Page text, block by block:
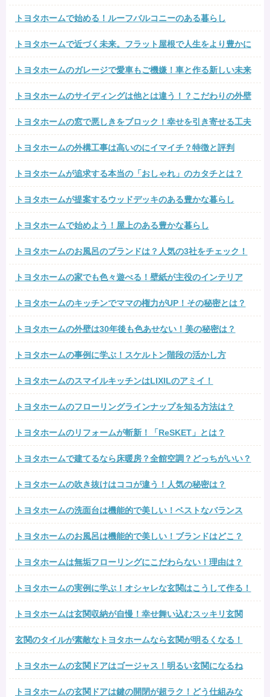
トヨタホームで始める！ルーフバルコニーのある暮らし
トヨタホームで近づく未来。フラット屋根で人生をより豊かに
トヨタホームのガレージで愛車もご機嫌！車と作る新しい未来
トヨタホームのサイディングは他とは違う！？こだわりの外壁
トヨタホームの窓で悪しきをブロック！幸せを引き寄せる工夫
トヨタホームの外構工事は高いのにイマイチ？特徴と評判
トヨタホームが追求する本当の「おしゃれ」のカタチとは？
トヨタホームが提案するウッドデッキのある豊かな暮らし
トヨタホームで始めよう！屋上のある豊かな暮らし
トヨタホームのお風呂のブランドは？人気の3社をチェック！
トヨタホームの家でも色々遊べる！壁紙が主役のインテリア
トヨタホームのキッチンでママの権力がUP！その秘密とは？
トヨタホームの外壁は30年後も色あせない！美の秘密は？
トヨタホームの事例に学ぶ！スケルトン階段の活かし方
トヨタホームのスマイルキッチンはLIXILのアミイ！
トヨタホームのフローリングラインナップを知る方法は？
トヨタホームのリフォームが斬新！「ReSKET」とは？
トヨタホームで建てるなら床暖房？全館空調？どっちがいい？
トヨタホームの吹き抜けはココが違う！人気の秘密は？
トヨタホームの洗面台は機能的で美しい！ベストなバランス
トヨタホームのお風呂は機能的で美しい！ブランドはどこ？
トヨタホームは無垢フローリングにこだわらない！理由は？
トヨタホームの実例に学ぶ！オシャレな玄関はこうして作る！
トヨタホームは玄関収納が自慢！幸せ舞い込むスッキリ玄関
玄関のタイルが素敵なトヨタホームなら玄関が明るくなる！
トヨタホームの玄関ドアはゴージャス！明るい玄関になるね
トヨタホームの玄関ドアは鍵の開閉が超ラク！どう仕組みな